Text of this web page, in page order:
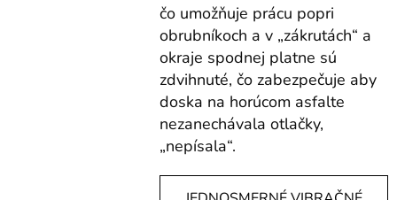
čo umožňuje prácu popri
obrubníkoch a v „zákrutách“ a
okraje spodnej platne sú
zdvihnuté, čo zabezpečuje aby
doska na horúcom asfalte
nezanechávala otlačky,
„nepísala“.